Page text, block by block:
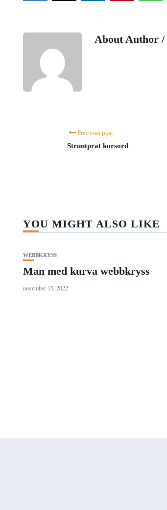
About Author /
Previous post
Struntprat korsord
YOU MIGHT ALSO LIKE
WEBBKRYSS
Man med kurva webbkryss
november 15, 2022